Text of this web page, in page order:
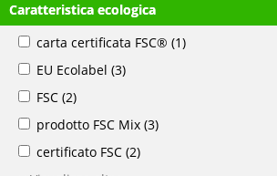
Caratteristica ecologica
carta certificata FSC® (1)
EU Ecolabel (3)
FSC (2)
prodotto FSC Mix (3)
certificato FSC (2)